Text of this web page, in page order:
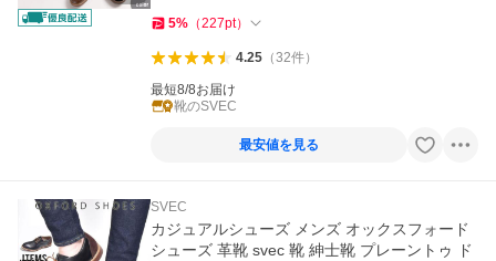
5% （227pt）
4.25（32件）
最短8/8お届け
靴のSVEC
最安値を見る
SVEC
カジュアルシューズ メンズ オックスフォード
シューズ 革靴 svec 靴 紳士靴 プレーントゥ ド